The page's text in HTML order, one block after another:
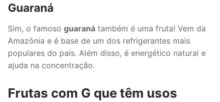
Guaraná
Sim, o famoso guaraná também é uma fruta! Vem da
Amazônia e é base de um dos refrigerantes mais
populares do país. Além disso, é energético natural e
ajuda na concentração.
Frutas com G que têm usos